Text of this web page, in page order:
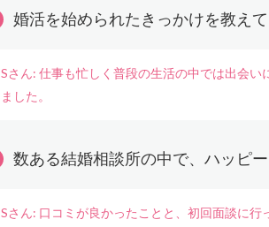
婚活を始められたきっかけを教えて
Sさん: 仕事も忙しく普段の生活の中では出会
ました。
数ある結婚相談所の中で、ハッピ
Sさん: 口コミが良かったことと、初回面談に